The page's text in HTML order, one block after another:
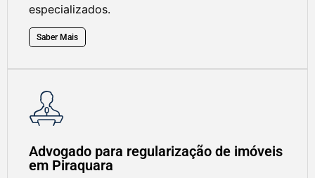
especializados.
Saber Mais
Advogado para regularização de imóveis
em Piraquara